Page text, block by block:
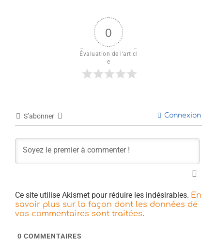
0
Évaluation de l'articl
e
S’abonner Connexion
Ce site utilise Akismet pour réduire les indésirables. En
savoir plus sur la façon dont les données de
vos commentaires sont traitées.
0 COMMENTAIRES